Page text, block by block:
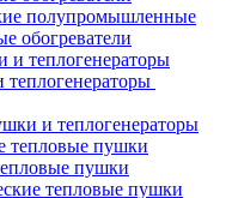
полупромышленные
обогреватели
и теплогенераторы
пушки